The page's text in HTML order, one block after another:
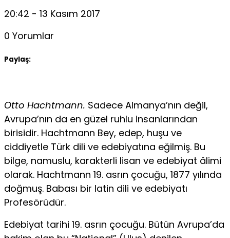
20:42 - 13 Kasım 2017
0 Yorumlar
Paylaş:
Otto Hachtmann. Sadece Almanya’nın değil,
Avrupa’nın da en güzel ruhlu insanlarından
birisidir. Hachtmann Bey, edep, huşu ve
ciddiyetle Türk dili ve edebiyatına eğilmiş. Bu
bilge, namuslu, ka­rakterli lisan ve edebiyat âlimi
olarak. Hachtmann 19. asrın çocuğu, 1877 yılında
doğmuş. Babası bir latin dili ve edebiyatı
Profesörüdür.
Edebiyat tarihi 19. asrın çocuğu. Bütün Avrupa’da